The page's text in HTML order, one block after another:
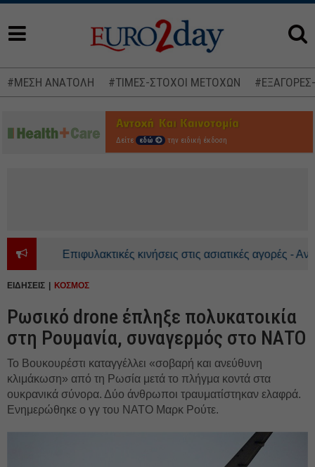
#ΜΕΣΗ ΑΝΑΤΟΛΗ #ΤΙΜΕΣ-ΣΤΟΧΟΙ ΜΕΤΟΧΩΝ
Δείτε εδώ την ειδική έκδοση
Επιφυλακτικές κινήσεις στις ασιατικές αγορές -
ΕΙΔΗΣΕΙΣ ΚΟΣΜΟΣ
Ρωσικό drone έπληξε πολυκατοικία
στη Ρουμανία, συναγερμός στο ΝΑΤΟ
Το Βουκουρέστι καταγγέλλει «σοβαρή και ανεύθυνη
κλιμάκωση» από τη Ρωσία μετά το πλήγμα κοντά στα
ουκρανικά σύνορα. Δύο άνθρωποι τραυματίστηκαν ελαφρά.
Ενημερώθηκε ο γγ του ΝΑΤΟ Μαρκ Ρούτε.